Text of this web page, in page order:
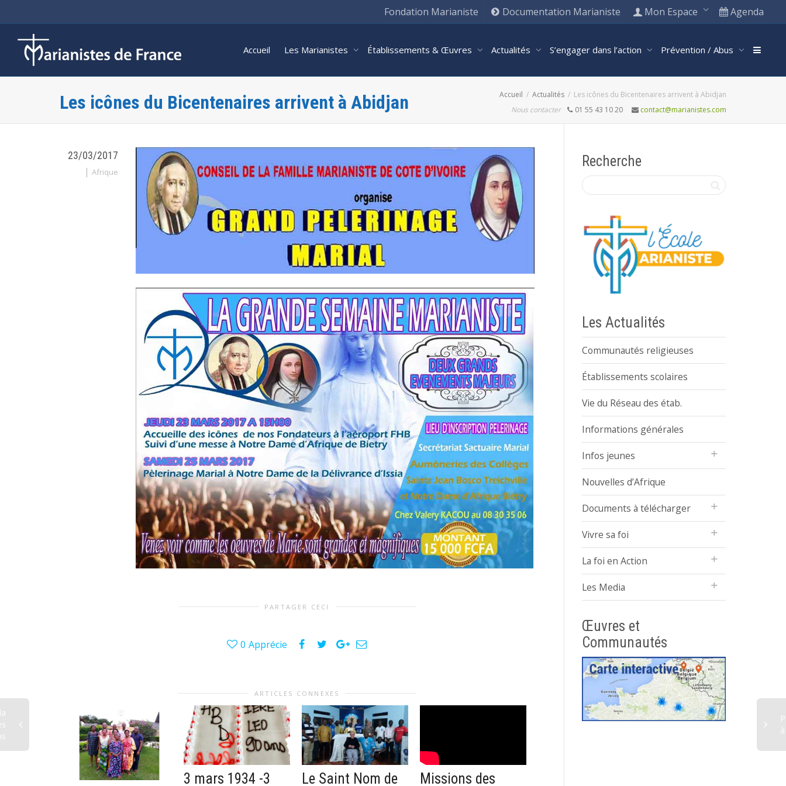
Fondation Marianiste Documentation Marianiste Mon Espace Agenda
Accueil Les Marianistes Établissements & Œuvres Actualités S’engager dans l’action Prévention / Abus
Les icônes du Bicentenaires arrivent à Abidjan Accueil Actualités
Les icônes du Bicentenaires arrivent à Abidjan
Nous contacter
01 55 43 10 20 contact@marianistes.com
23/03/2017
| Afrique
PARTAGER CECI
0 Apprécie
ARTICLES CONNEXES
3 mars 1934 -3
Le Saint Nom de
Missions des
Recherche
Les Actualités
Communautés religieuses
Établissements scolaires
Vie du Réseau des étab.
Informations générales
Infos jeunes
Nouvelles d’Afrique
Documents à télécharger
Vivre sa foi
La foi en Action
Les Media
Œuvres et
Communautés